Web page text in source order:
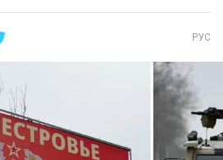
РУС